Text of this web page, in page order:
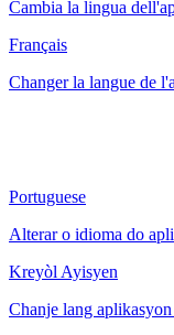
Cambia la lingua
Français
Changer la langue de
Portuguese
Alterar o idioma do
Kreyòl Ayisyen
Chanje lang